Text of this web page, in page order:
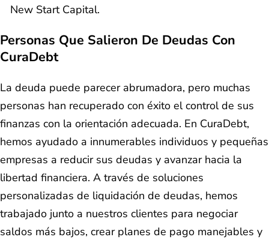
New Start Capital.
Personas Que Salieron De Deudas Con
CuraDebt
La deuda puede parecer abrumadora, pero muchas
personas han recuperado con éxito el control de sus
finanzas con la orientación adecuada. En CuraDebt,
hemos ayudado a innumerables individuos y pequeñas
empresas a reducir sus deudas y avanzar hacia la
libertad financiera. A través de soluciones
personalizadas de liquidación de deudas, hemos
trabajado junto a nuestros clientes para negociar
saldos más bajos, crear planes de pago manejables y